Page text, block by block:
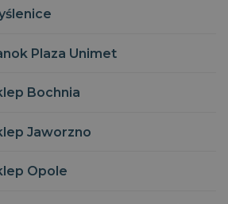
Plaza Unimet
Bochnia
Jaworzno
Opole
CookieScript
Polityce prywatności Google